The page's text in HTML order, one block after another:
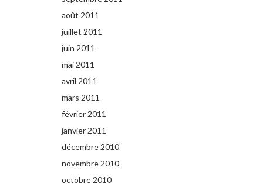
août 2011
juillet 2011
juin 2011
mai 2011
avril 2011
mars 2011
février 2011
janvier 2011
décembre 2010
novembre 2010
octobre 2010